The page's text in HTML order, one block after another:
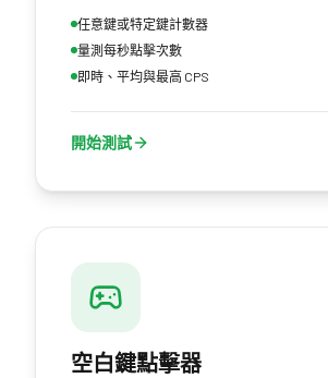
任意鍵或特定鍵計數器
量測每秒點擊次數
即時、平均與最高 CPS
開始測試
空白鍵點擊器